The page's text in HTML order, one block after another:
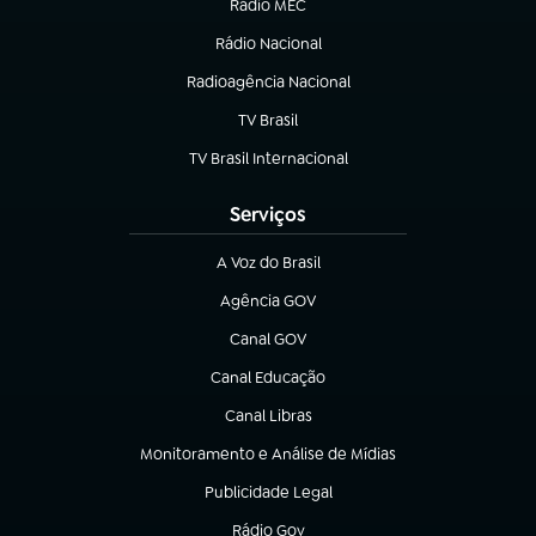
Rádio MEC
Rádio Nacional
(abre em nova aba)
Radioagência Nacional
(abre em nova aba)
TV Brasil
(abre em nova aba)
TV Brasil Internacional
(abre em nova aba)
Serviços
A Voz do Brasil
(abre em nova aba)
Agência GOV
(abre em nova aba)
Canal GOV
(abre em nova aba)
Canal Educação
(abre em nova aba)
Canal Libras
(abre em nova aba)
Monitoramento e Análise de Mídias
(abre em nova aba)
Publicidade Legal
(abre em nova aba)
Rádio Gov